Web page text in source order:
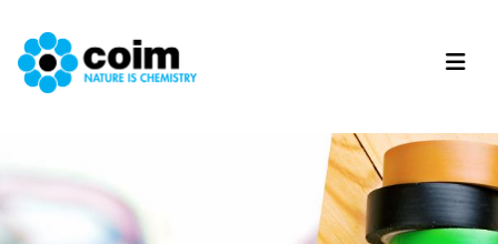
Salta al contenuto principale